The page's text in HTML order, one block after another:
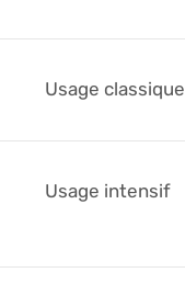
Usage classique
Usage intensif